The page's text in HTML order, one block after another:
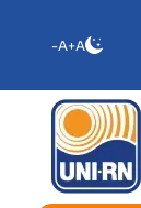
-A+A